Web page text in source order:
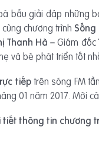
bầu giải đáp những
chương trình Sống
Thanh Hà –Giám đốc
và bé phát triển tốt
tiếptrên sóng FM
01 năm 2017. Mời
thông tin chương